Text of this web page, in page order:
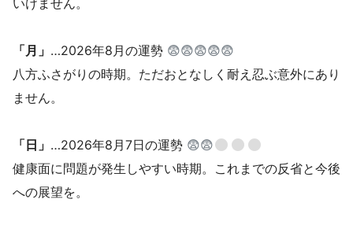
いけません。
「月」 …2026年8月の運勢 😨😨😨😨😨
八方ふさがりの時期。ただおとなしく耐え忍ぶ意外にあり
ません。
「日」 …2026年8月7日の運勢 😨😨
健康面に問題が発生しやすい時期。これまでの反省と今後
への展望を。